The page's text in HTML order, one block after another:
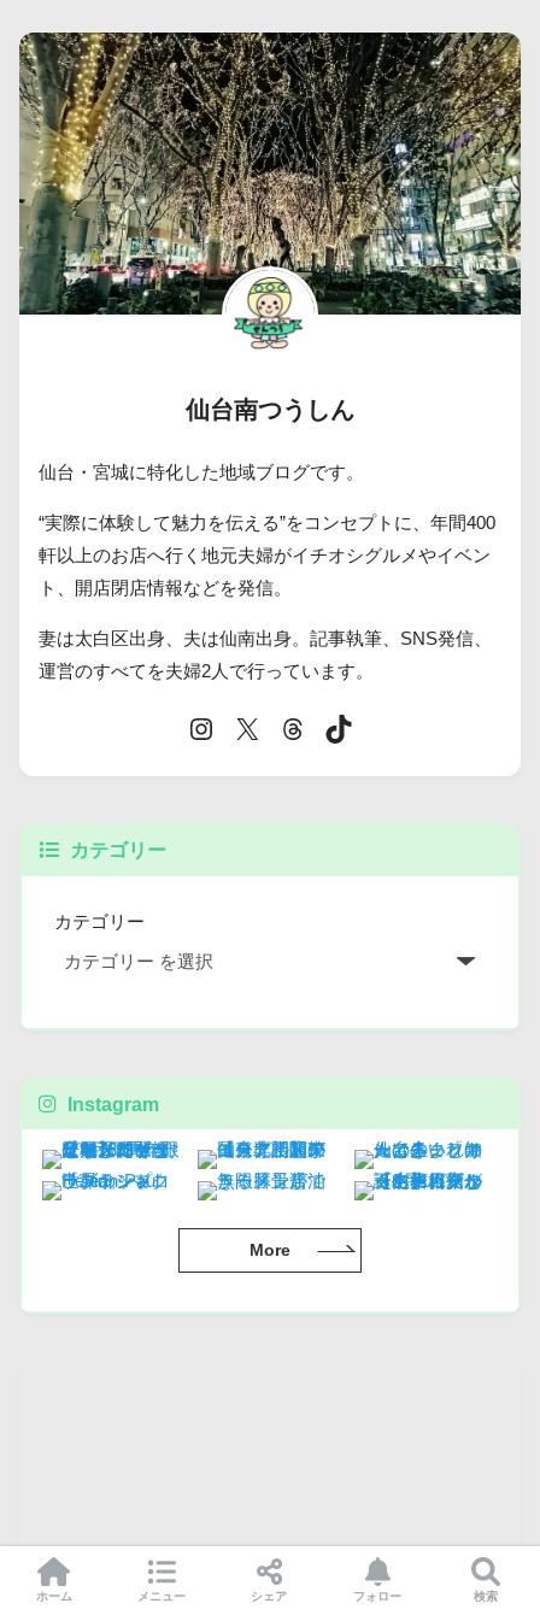
仙台南つうしん
仙台・宮城に特化した地域ブログです。
“実際に体験して魅力を伝える”をコンセプトに、年間400
軒以上のお店へ行く地元夫婦がイチオシグルメやイベン
ト、開店閉店情報などを発信。
妻は太白区出身、夫は仙南出身。記事執筆、SNS発信、
運営のすべてを夫婦2人で行っています。
カテゴリー
カテゴリー
Instagram
More
ホーム メニュー シェア フォロー 検索